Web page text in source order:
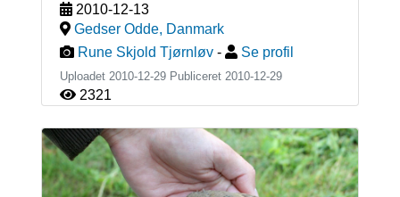
2010-12-13
Gedser Odde, Danmark
Rune Skjold Tjørnløv - Se profil
Uploadet 2010-12-29 Publiceret 2010-12-29
2321